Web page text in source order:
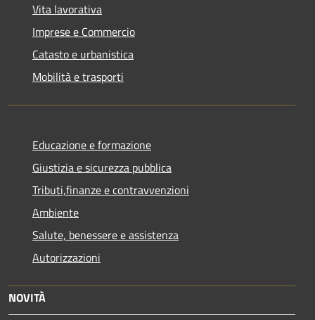
Vita lavorativa
Imprese e Commercio
Catasto e urbanistica
Mobilità e trasporti
Educazione e formazione
Giustizia e sicurezza pubblica
Tributi,finanze e contravvenzioni
Ambiente
Salute, benessere e assistenza
Autorizzazioni
NOVITÀ